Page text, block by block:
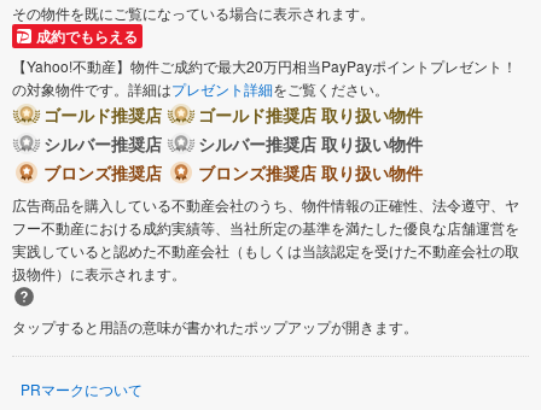
その物件を既にご覧になっている場合に表示されます。
成約でもらえる
【Yahoo!不動産】物件ご成約で最大20万円相当PayPayポイントプレゼント！
の対象物件です。詳細はプレゼント詳細をご覧ください。
ゴールド推奨店
ゴールド推奨店 取り扱い物件
シルバー推奨店
シルバー推奨店 取り扱い物件
ブロンズ推奨店
ブロンズ推奨店 取り扱い物件
広告商品を購入している不動産会社のうち、物件情報の正確性、法令遵守、ヤ
フー不動産における成約実績等、当社所定の基準を満たした優良な店舗運営を
実践していると認めた不動産会社（もしくは当該認定を受けた不動産会社の取
扱物件）に表示されます。
タップすると用語の意味が書かれたポップアップが開きます。
PRマークについて